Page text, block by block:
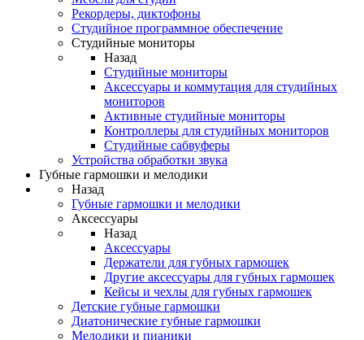
Рекордеры, диктофоны
Студийное программное обеспечение
Студийные мониторы
Назад
Студийные мониторы
Аксессуары и коммутация для студийных
мониторов
Активные студийные мониторы
Контроллеры для студийных мониторов
Студийные сабвуферы
Устройства обработки звука
Губные гармошки и мелодики
Назад
Губные гармошки и мелодики
Аксессуары
Назад
Аксессуары
Держатели для губных гармошек
Другие аксессуары для губных гармошек
Кейсы и чехлы для губных гармошек
Детские губные гармошки
Диатонические губные гармошки
Мелодики и пианики